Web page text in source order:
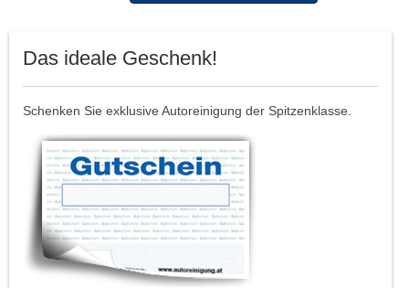
Das ideale Geschenk!
Schenken Sie exklusive Autoreinigung der Spitzenklasse.